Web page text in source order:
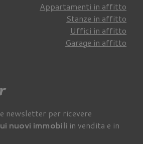
Appartamenti in affitto
Stanze in affitto
Uffici in affitto
Garage in affitto
newsletter per ricevere
nuovi immobili in vendita e in